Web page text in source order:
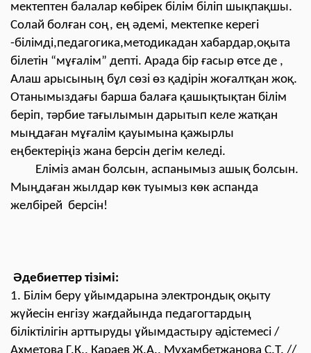
мектептен балалар көбірек білім біліп шықпақшы.
Солай болған соң, ең əдемі, мектепке керегі
-білімді,педагогика,методикадан хабардар,оқыта
білетін “мұғалім” депті. Арада бір ғасыр өтсе де ,
Алаш арысының бұл сөзі өз қадірін жоғалтқан жоқ.
Отанымыздағы барша балаға қашықтықтан білім
беріп, тəрбие тағылымын дарытып келе жатқан
мыңдаған мұғалім қауымына қажырлы
еңбектеріңіз жана берсін дегім келеді.
Еліміз аман болсын, аспанымыз ашық болсын.
Мыңдаған жылдар көк туымыз көк аспанда
желбірей берсін!
Әдебиеттер тізімі:
1. Білім беру ұйымдарына электрондық оқыту
жүйесін енгізу жағдайында педагогтардың
біліктілігін арттыруды ұйымдастыру әдістемесі /